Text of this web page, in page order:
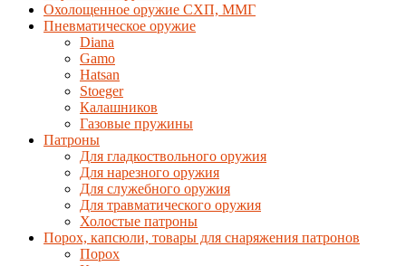
Охолощенное оружие СХП, ММГ
Пневматическое оружие
Diana
Gamo
Hatsan
Stoeger
Калашников
Газовые пружины
Патроны
Для гладкоствольного оружия
Для нарезного оружия
Для служебного оружия
Для травматического оружия
Холостые патроны
Порох, капсюли, товары для снаряжения патронов
Порох